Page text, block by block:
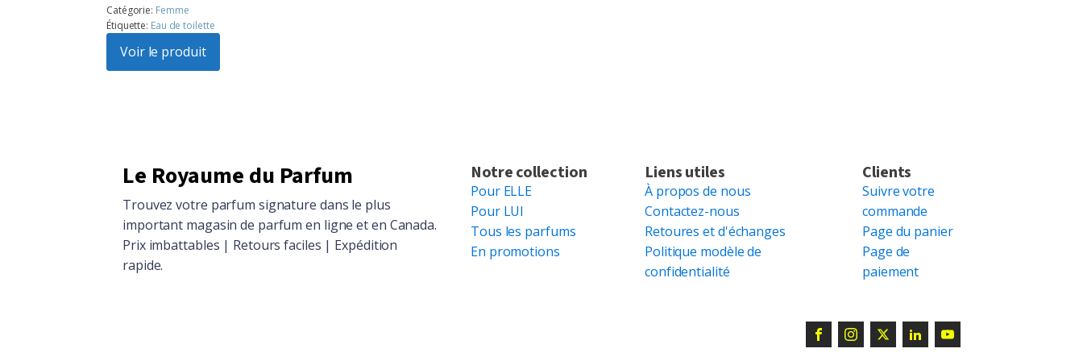
prix
initial
était :
$104.86.
prix
actuel
est :
$94.15.
Catégorie: Femme
Étiquette: Eau de toilette
Voir le produit
Le Royaume du Parfum
Trouvez votre parfum signature dans le plus
important magasin de parfum en ligne et en Canada.
Prix imbattables | Retours faciles | Expédition
rapide.
Notre collection
Pour ELLE
Pour LUI
Tous les parfums
En promotions
Liens utiles
À propos de nous
Contactez-nous
Retoures et d'échanges
Politique modèle de
confidentialité
Clients
Suivre votre
commande
Page du panier
Page de
paiement